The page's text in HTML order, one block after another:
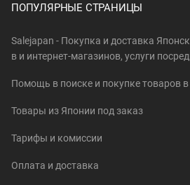
ПОПУЛЯРНЫЕ СТРАНИЦЫ
Salejapan - Покупка и доставка
в и интернет-магазинов, услуги
Помощь в поиске и покупке товаров
Товары из Японии под заказ
Тарифы и комиссии
Оплата и доставка